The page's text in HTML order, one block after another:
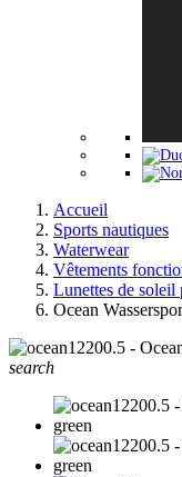
Accueil
Sports nautiques
Waterwear
Vêtements
Lunettes de soleil
Ocean
search